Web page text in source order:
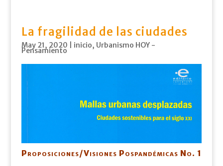
La fragilidad de las ciudades
May 21, 2020 inicio, Urbanismo HOY -
Pensamiento
Proposiciones/Visiones Pospandémicas No. 1